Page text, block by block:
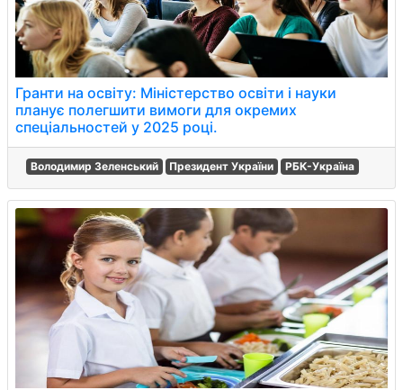
Гранти на освіту: Міністерство освіти і науки
планує полегшити вимоги для окремих
спеціальностей у 2025 році.
Володимир Зеленський Президент України РБК-Україна